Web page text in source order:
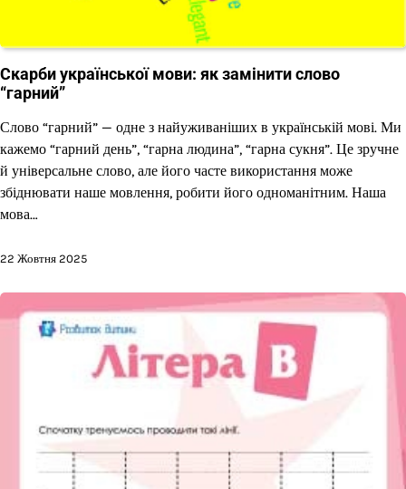
Скарби української мови: як замінити слово
“гарний”
Слово “гарний” — одне з найуживаніших в українській мові. Ми
кажемо “гарний день”, “гарна людина”, “гарна сукня”. Це зручне
й універсальне слово, але його часте використання може
збіднювати наше мовлення, робити його одноманітним. Наша
мова…
22 Жовтня 2025